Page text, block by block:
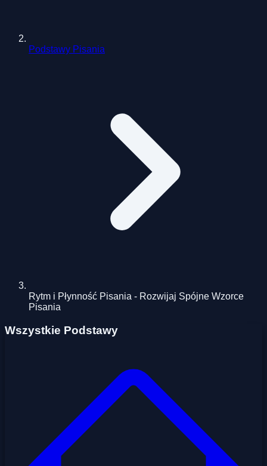
Podstawy Pisania
Rytm i Płynność Pisania - Rozwijaj Spójne Wzorce
Pisania
Wszystkie Podstawy